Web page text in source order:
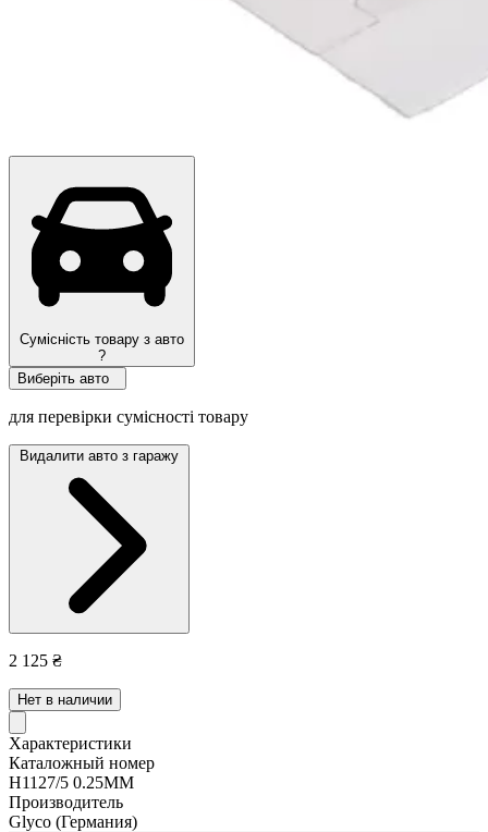
Сумісність товару з авто
?
Виберіть авто
для перевірки сумісності товару
Видалити авто з гаражу
2 125 ₴
Нет в наличии
Характеристики
Каталожный номер
H1127/5 0.25MM
Производитель
Glyco (Германия)